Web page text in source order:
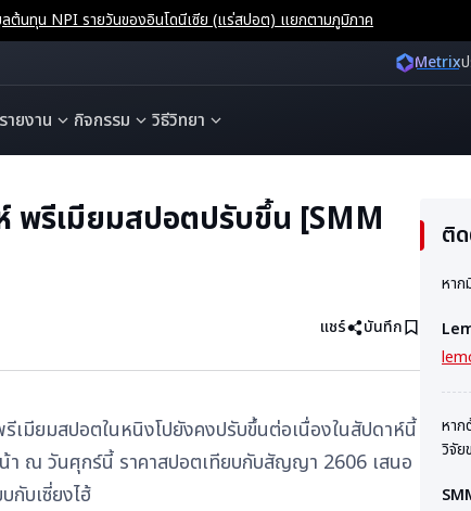
ต้นทุน NPI รายวันของอินโดนีเซีย (แร่สปอต) แยกตามภูมิภาค
Metrix
ายงาน กิจกรรม วิธีวิทยา
พรีเมียมสปอตปรับขึ้น [SMM
แชร์ บันทึก
มียมสปอตในหนิงโปยังคงปรับขึ้นต่อเนื่องในสัปดาห์นี้
า ณ วันศุกร์นี้ ราคาสปอตเทียบกับสัญญา 2606 เสนอ
บเซี่ยงไฮ้
ติ
หาก
หาก
วิจัย